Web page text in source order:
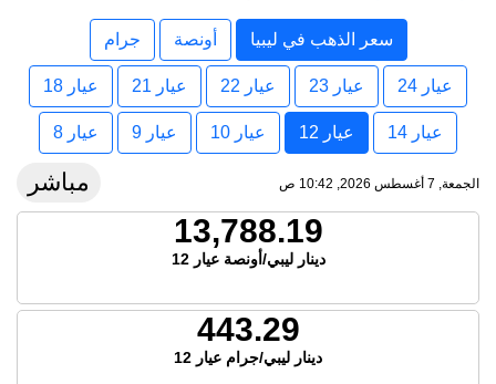
سعر الذهب في ليبيا أونصة جرام
عيار 24 عيار 23 عيار 22 عيار 21 عيار 18
عيار 14 عيار 12 عيار 10 عيار 9 عيار 8
الجمعة, 7 أغسطس 2026, 10:42 ص مباشر
13,788.19
دينار ليبي/أونصة عيار 12
443.29
دينار ليبي/جرام عيار 12